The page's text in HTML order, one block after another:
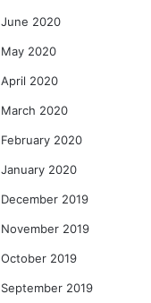
June 2020
May 2020
April 2020
March 2020
February 2020
January 2020
December 2019
November 2019
October 2019
September 2019